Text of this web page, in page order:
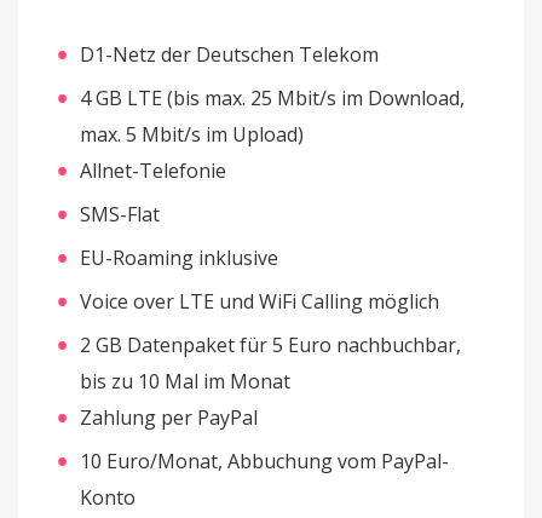
D1-Netz der Deutschen Telekom
4 GB LTE (bis max. 25 Mbit/s im Download,
max. 5 Mbit/s im Upload)
Allnet-Telefonie
SMS-Flat
EU-Roaming inklusive
Voice over LTE und WiFi Calling möglich
2 GB Datenpaket für 5 Euro nachbuchbar,
bis zu 10 Mal im Monat
Zahlung per PayPal
10 Euro/Monat, Abbuchung vom PayPal-
Konto